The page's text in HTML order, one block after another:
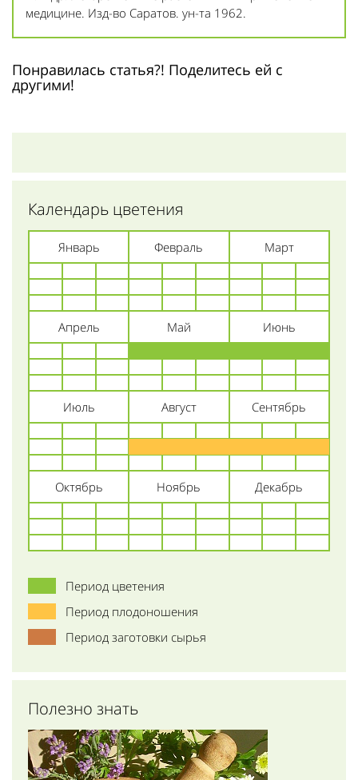
медицине. Изд-во Саратов. ун-та 1962.
Понравилась статья?! Поделитесь ей с
другими!
Календарь цветения
Январь Февраль Март
Апрель Май Июнь
Июль Август Сентябрь
Октябрь Ноябрь Декабрь
Период цветения
Период плодоношения
Период заготовки сырья
Полезно знать